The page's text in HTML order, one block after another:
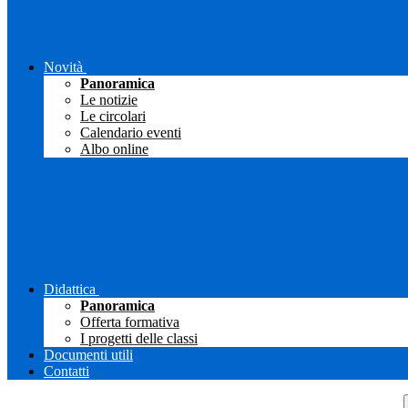
Novità
Panoramica
Le notizie
Le circolari
Calendario eventi
Albo online
Didattica
Panoramica
Offerta formativa
I progetti delle classi
Documenti utili
Contatti